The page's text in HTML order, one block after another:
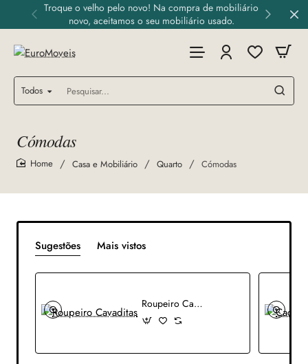
Troque o velho pelo novo! Na compra de mobiliário
novo, aceitamos o seu mobiliário usado.
Todos
Pesquisar...
Cómodas
Casa e Mobiliário Quarto Cómodas
Sugestões Mais vistos
Roupeiro Cavaditas